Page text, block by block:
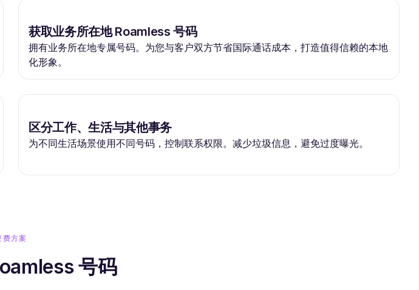
获取业务所在地 Roamless 号码
拥有业务所在地专属号码。为您与客户双方节省国际通话成本，打造值得信赖的本地
化形象。
区分工作、生活与其他事务
为不同生活场景使用不同号码，控制联系权限。减少垃圾信息，避免过度曝光。
费方案
号码